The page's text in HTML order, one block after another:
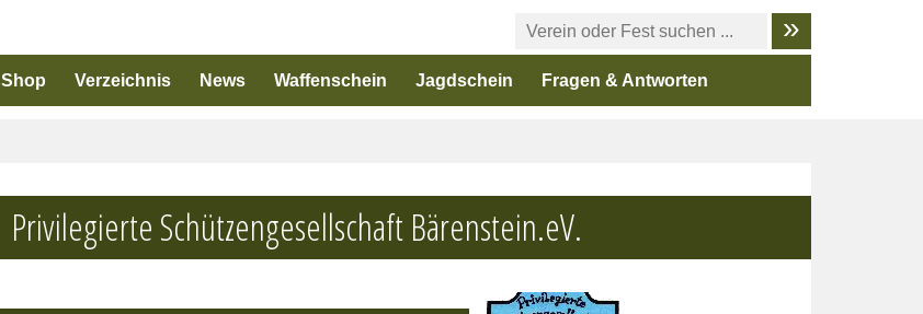
Shop Verzeichnis News Waffenschein Jagdschein Fragen & Antworten
Privilegierte Schützengesellschaft Bärenstein.eV.